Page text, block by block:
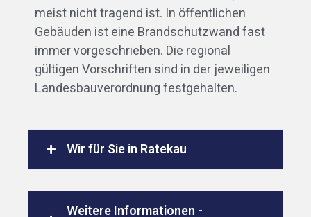
meist nicht tragend ist. In öffentlichen
Gebäuden ist eine Brandschutzwand fast
immer vorgeschrieben. Die regional
gültigen Vorschriften sind in der jeweiligen
Landesbauverordnung festgehalten.
Wir für Sie in Ratekau
Weitere Informationen -